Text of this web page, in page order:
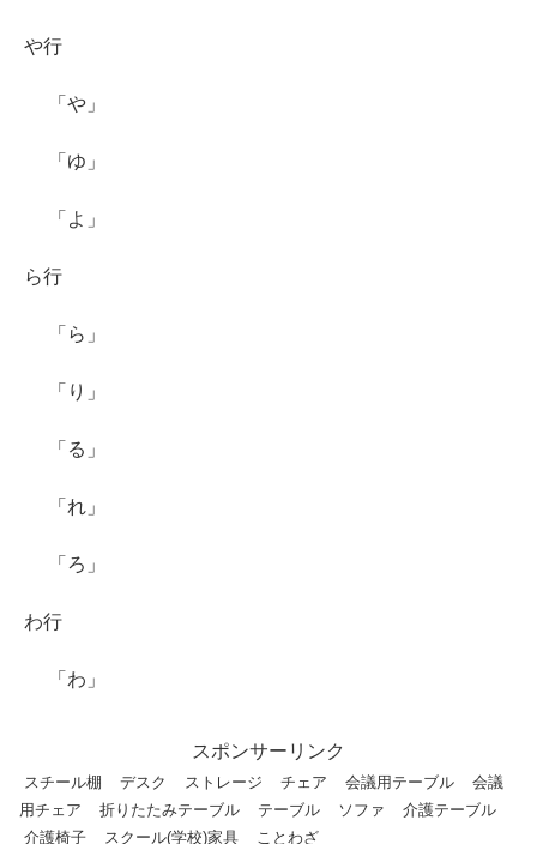
や行
「や」
「ゆ」
「よ」
ら行
「ら」
「り」
「る」
「れ」
「ろ」
わ行
「わ」
スポンサーリンク
スチール棚 デスク ストレージ チェア 会議用テーブル
会議
用チェア
折りたたみテーブル テーブル ソファ
介護テーブル
介護椅子
スクール(学校)家具 ことわざ